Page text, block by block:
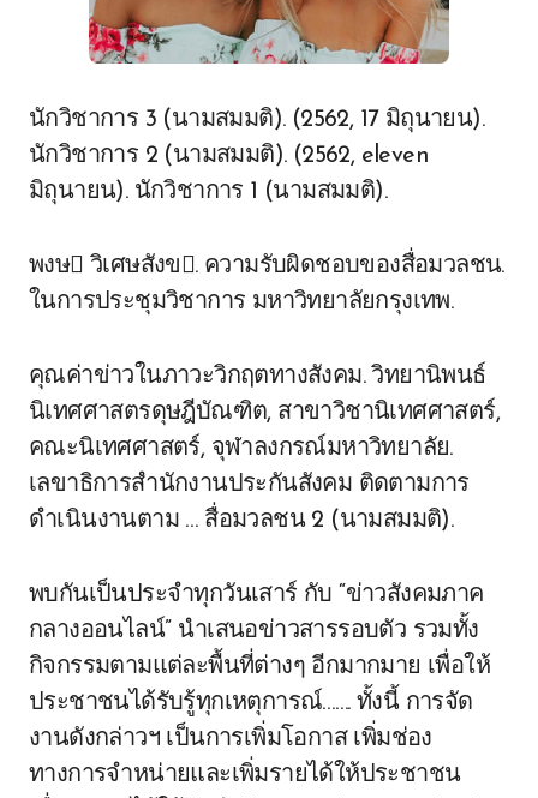
นักวิชาการ 3 (นามสมมติ). (2562, 17 มิถุนายน).
นักวิชาการ 2 (นามสมมติ). (2562, eleven
มิถุนายน). นักวิชาการ 1 (นามสมมติ).
พงษ วิเศษสังข. ความรับผิดชอบของสื่อมวลชน.
ในการประชุมวิชาการ มหาวิทยาลัยกรุงเทพ.
คุณค่าข่าวในภาวะวิกฤตทางสังคม. วิทยานิพนธ์
นิเทศศาสตรดุษฎีบัณฑิต, สาขาวิชานิเทศศาสตร์,
คณะนิเทศศาสตร์, จุฬาลงกรณ์มหาวิทยาลัย.
เลขาธิการสำนักงานประกันสังคม ติดตามการ
ดำเนินงานตาม … สื่อมวลชน 2 (นามสมมติ).
พบกันเป็นประจำทุกวันเสาร์ กับ “ข่าวสังคมภาค
กลางออนไลน์” นำเสนอข่าวสารรอบตัว รวมทั้ง
กิจกรรมตามแต่ละพื้นที่ต่างๆ อีกมากมาย เพื่อให้
ประชาชนได้รับรู้ทุกเหตุการณ์……. ทั้งนี้ การจัด
งานดังกล่าวฯ เป็นการเพิ่มโอกาส เพิ่มช่อง
ทางการจำหน่ายและเพิ่มรายได้ให้ประชาชน